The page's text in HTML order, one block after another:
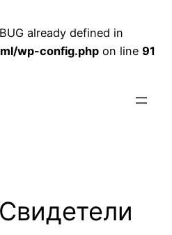
already defined in
wp-config.php on line 91
Свидетели